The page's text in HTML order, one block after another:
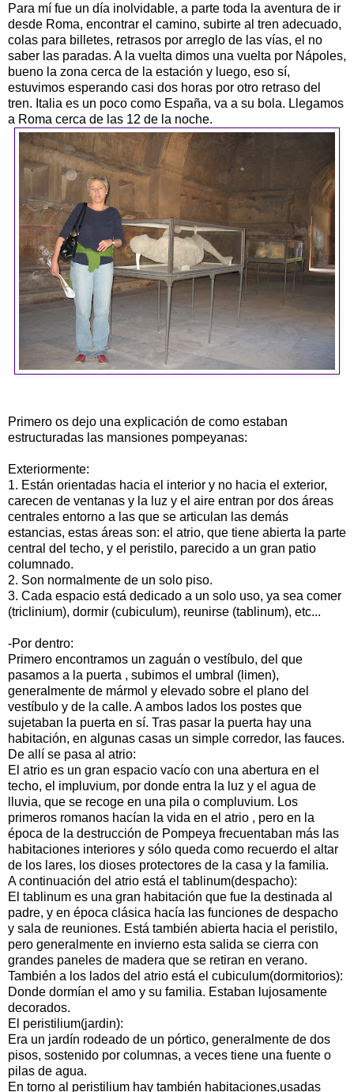
Para mí fue un día inolvidable, a parte toda la aventura de ir
desde Roma, encontrar el camino, subirte al tren adecuado,
colas para billetes, retrasos por arreglo de las vías, el no
saber las paradas. A la vuelta dimos una vuelta por Nápoles,
bueno la zona cerca de la estación y luego, eso sí,
estuvimos esperando casi dos horas por otro retraso del
tren. Italia es un poco como España, va a su bola. Llegamos
a Roma cerca de las 12 de la noche.
Primero os dejo una explicación de como estaban
estructuradas las mansiones pompeyanas:
Exteriormente:
1. Están orientadas hacia el interior y no hacia el exterior,
carecen de ventanas y la luz y el aire entran por dos áreas
centrales entorno a las que se articulan las demás
estancias, estas áreas son: el atrio, que tiene abierta la parte
central del techo, y el peristilo, parecido a un gran patio
columnado.
2. Son normalmente de un solo piso.
3. Cada espacio está dedicado a un solo uso, ya sea comer
(triclinium), dormir (cubiculum), reunirse (tablinum), etc...
-Por dentro:
Primero encontramos un zaguán o vestíbulo, del que
pasamos a la puerta , subimos el umbral (limen),
generalmente de mármol y elevado sobre el plano del
vestíbulo y de la calle. A ambos lados los postes que
sujetaban la puerta en sí. Tras pasar la puerta hay una
habitación, en algunas casas un simple corredor, las fauces.
De allí se pasa al atrio:
El atrio es un gran espacio vacío con una abertura en el
techo, el impluvium, por donde entra la luz y el agua de
lluvia, que se recoge en una pila o compluvium. Los
primeros romanos hacían la vida en el atrio , pero en la
época de la destrucción de Pompeya frecuentaban más las
habitaciones interiores y sólo queda como recuerdo el altar
de los lares, los dioses protectores de la casa y la familia.
A continuación del atrio está el tablinum(despacho):
El tablinum es una gran habitación que fue la destinada al
padre, y en época clásica hacía las funciones de despacho
y sala de reuniones. Está también abierta hacia el peristilo,
pero generalmente en invierno esta salida se cierra con
grandes paneles de madera que se retiran en verano.
También a los lados del atrio está el cubiculum(dormitorios):
Donde dormían el amo y su familia. Estaban lujosamente
decorados.
El peristilium(jardin):
Era un jardín rodeado de un pórtico, generalmente de dos
pisos, sostenido por columnas, a veces tiene una fuente o
pilas de agua.
En torno al peristilium hay también habitaciones,usadas